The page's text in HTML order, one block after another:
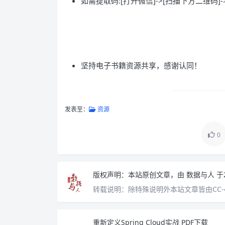
坚持电子书籍资源共享，感谢认同！
发表至： 资源
0
版权声明： 本站原创文章，由 数据与人
转载说明： 除特殊说明外本站文章皆由
重新定义Spring Cloud实战 PDF下载